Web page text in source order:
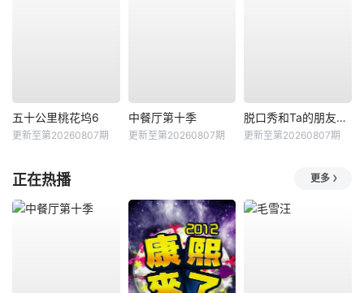
五十公里桃花坞6
更新至第20260807期
中餐厅第十季
更新至第20260807期
脱口秀和Ta的朋友们第三季
更新至第20260807期
正在热播 更多